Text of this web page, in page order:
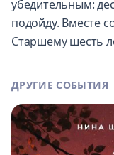
убедительным:
подойду. Вместе
Старшему шесть
ДРУГИЕ СОБЫТИЯ